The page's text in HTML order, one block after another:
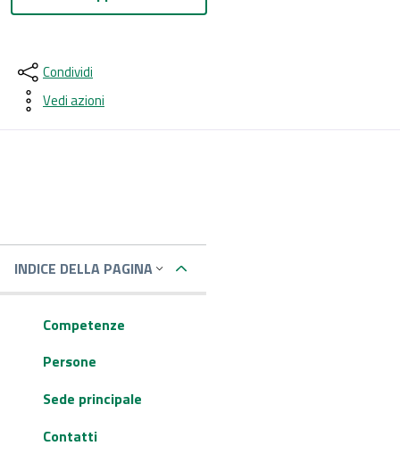
Condividi
Vedi azioni
INDICE DELLA PAGINA
Competenze
Persone
Sede principale
Contatti